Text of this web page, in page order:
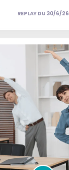
REPLAY DU 30/6/26